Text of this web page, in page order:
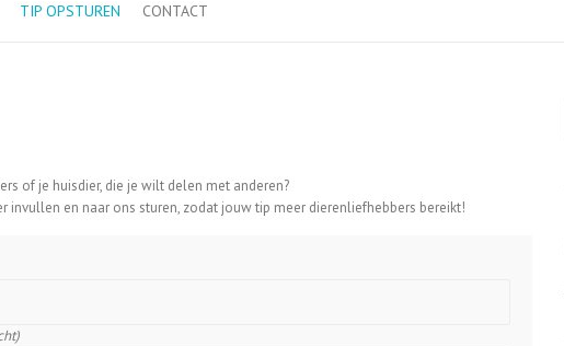
TIP OPSTUREN CONTACT
of je huisdier, die je wilt delen met anderen?
invullen en naar ons sturen, zodat jouw tip meer dierenliefhebbers bereikt!